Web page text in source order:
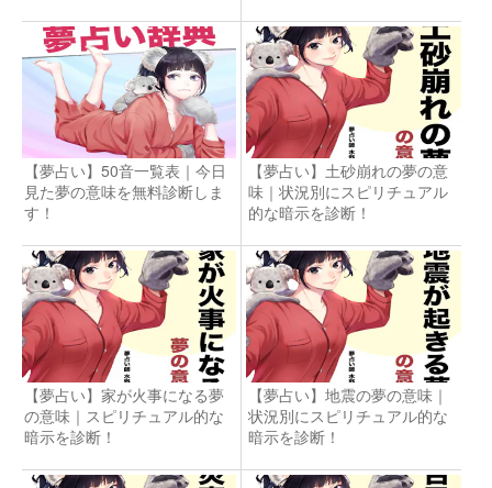
【夢占い】50音一覧表｜今日
見た夢の意味を無料診断しま
す！
【夢占い】土砂崩れの夢の意
味｜状況別にスピリチュアル
的な暗示を診断！
【夢占い】家が火事になる夢
の意味｜スピリチュアル的な
暗示を診断！
【夢占い】地震の夢の意味｜
状況別にスピリチュアル的な
暗示を診断！